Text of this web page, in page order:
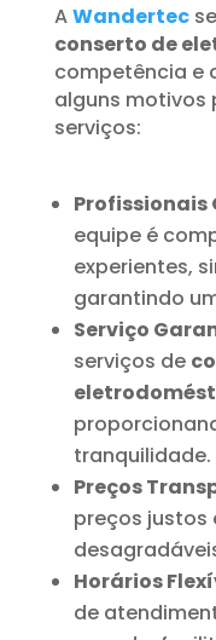
AWandertec
conserto de
competência e
alguns motivos
serviços:
Profissionais
equipe é
experientes,
garantindo
Serviço
serviços de
tranquilidade.
Preços
preços justos
Horários
de